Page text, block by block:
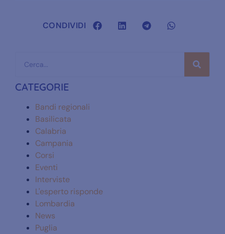
CONDIVIDI
CATEGORIE
Bandi regionali
Basilicata
Calabria
Campania
Corsi
Eventi
Interviste
L'esperto risponde
Lombardia
News
Puglia